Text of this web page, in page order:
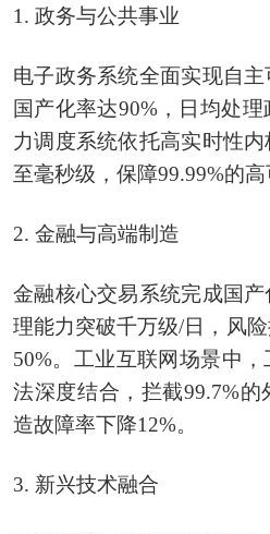
1. 政务与公共事业
电子政务系统全面实现自
国产化率达90%，日均处
力调度系统依托高实时性
至毫秒级，保障99.99%的高
2. 金融与高端制造
金融核心交易系统完成国
理能力突破千万级/日，风
50%。工业互联网场景中
法深度结合，拦截99.7%的
造故障率下降12%。
3. 新兴技术融合